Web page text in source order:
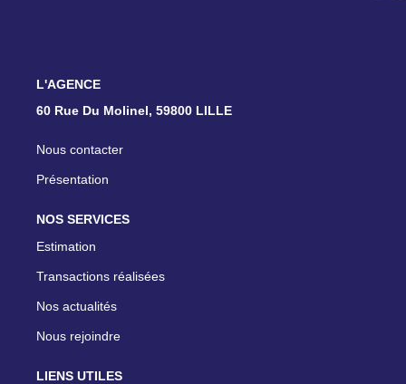
L'AGENCE
60 Rue Du Molinel, 59800 LILLE
Nous contacter
Présentation
NOS SERVICES
Estimation
Transactions réalisées
Nos actualités
Nous rejoindre
LIENS UTILES